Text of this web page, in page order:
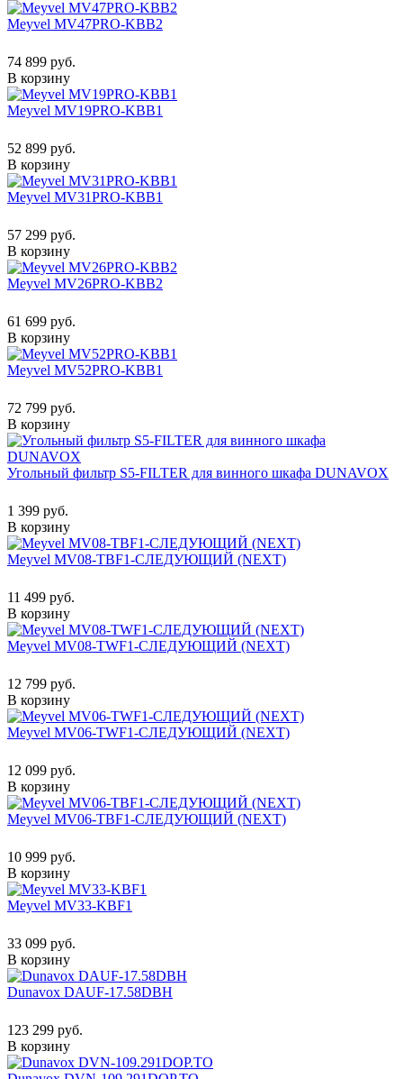
Meyvel MV47PRO-KBB2
74 899 руб.
В корзину
Meyvel MV19PRO-KBB1
52 899 руб.
В корзину
Meyvel MV31PRO-KBB1
57 299 руб.
В корзину
Meyvel MV26PRO-KBB2
61 699 руб.
В корзину
Meyvel MV52PRO-KBB1
72 799 руб.
В корзину
Угольный фильтр S5-FILTER для винного шкафа DUNAVOX
1 399 руб.
В корзину
Meyvel MV08-TBF1-СЛЕДУЮЩИЙ (NEXT)
11 499 руб.
В корзину
Meyvel MV08-TWF1-СЛЕДУЮЩИЙ (NEXT)
12 799 руб.
В корзину
Meyvel MV06-TWF1-СЛЕДУЮЩИЙ (NEXT)
12 099 руб.
В корзину
Meyvel MV06-TBF1-СЛЕДУЮЩИЙ (NEXT)
10 999 руб.
В корзину
Meyvel MV33-KBF1
33 099 руб.
В корзину
Dunavox DAUF-17.58DBH
123 299 руб.
В корзину